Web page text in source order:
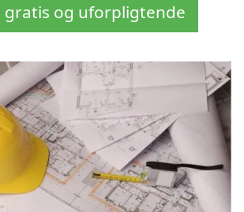
gratis og uforpligtende